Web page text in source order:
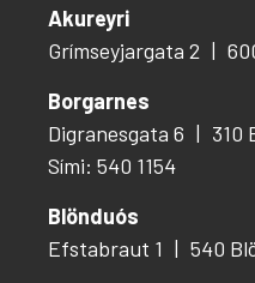
Akureyri
Grímseyjargata 2
Borgarnes
Digranesgata 6
310
Sími: 540 1154
Blönduós
Efstabraut 1
540